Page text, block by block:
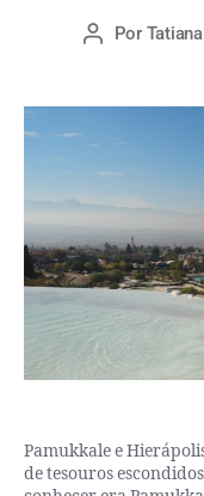
Por
Pamukkale e
de tesouros